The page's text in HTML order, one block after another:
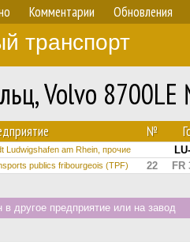
Комментарии Обновления
транспорт
Volvo
№
Ludwigshafen am Rhein, прочие
publics fribourgeois (TPF) 22 FR
другое предприятие или на завод